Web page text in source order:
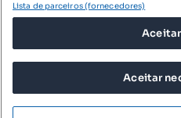
© 2026
TERMOS DE
Lista de parceiros (fornecedores)
Aceitar